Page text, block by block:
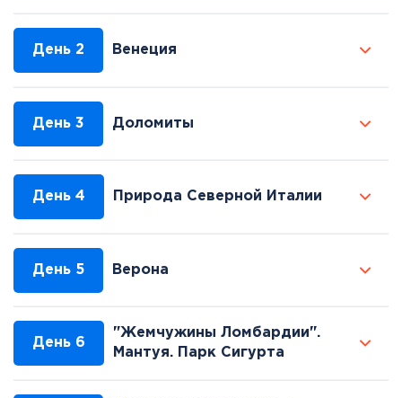
День 2 Венеция
День 3 Доломиты
День 4 Природа Северной Италии
День 5 Верона
День 6
"Жемчужины Ломбардии".
Мантуя. Парк Сигурта